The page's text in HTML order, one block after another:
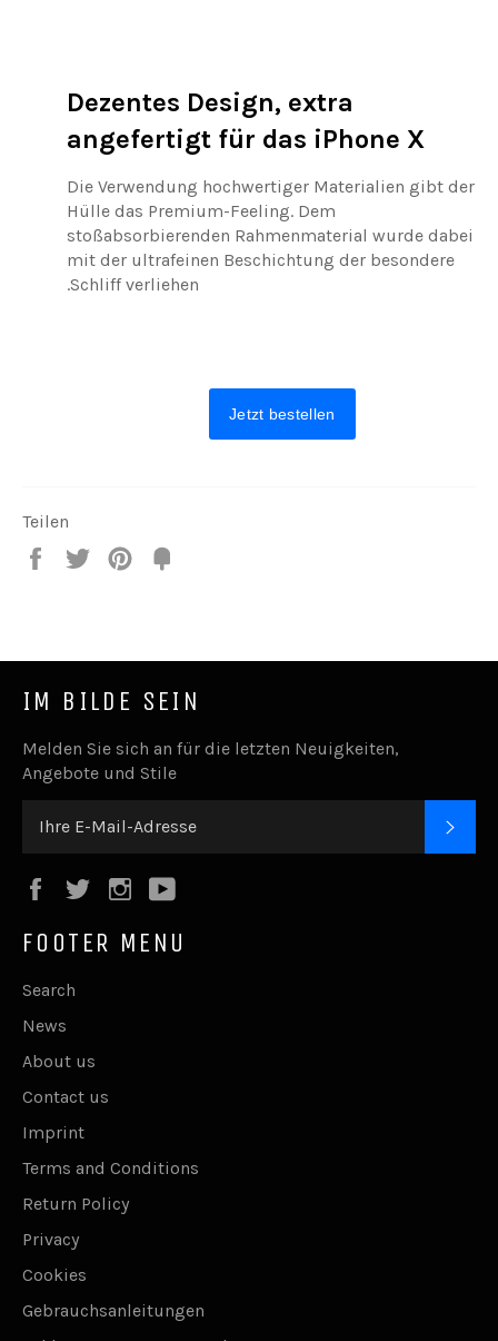
Dezentes Design, extra
angefertigt für das iPhone X
Die Verwendung hochwertiger Materialien gibt der
Hülle das Premium-Feeling. Dem
stoßabsorbierenden Rahmenmaterial wurde dabei
mit der ultrafeinen Beschichtung der besondere
Schliff verliehen.
Teilen
Teilen
Twittern
Pin
IM BILDE SEIN
Melden Sie sich an für die letzten Neuigkeiten,
Angebote und Stile
FacebookTwitterInstagram
FOOTER MENU
Search
News
About us
Contact us
Imprint
Terms and Conditions
Return Policy
Privacy
Cookies
Gebrauchsanleitungen